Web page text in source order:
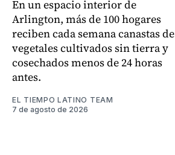
En un espacio interior de
Arlington, más de 100 hogares
reciben cada semana canastas de
vegetales cultivados sin tierra y
cosechados menos de 24 horas
antes.
EL TIEMPO LATINO TEAM
7 de agosto de 2026